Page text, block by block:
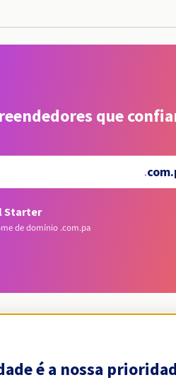
que
.
Starter
de domínio .com.pa
elegibilidade
é a nossa